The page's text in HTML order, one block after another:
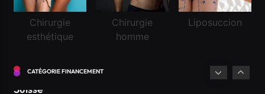
Chirurgie
esthétique
Chirurgie
homme
Liposuccion
CATÉGORIE FINANCEMENT
Suisse